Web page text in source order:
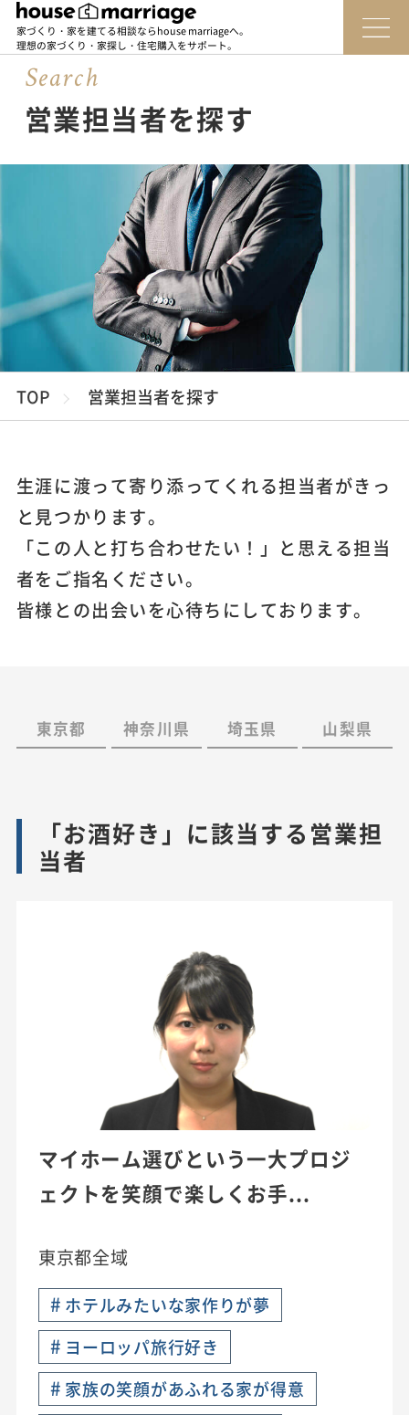
家づくり・家を建てる相談ならhouse marriageへ。
理想の家づくり・家探し・住宅購入をサポート。
Search
営業担当者を探す
TOP 営業担当者を探す
生涯に渡って寄り添ってくれる担当者がきっ
と見つかります。
「この人と打ち合わせたい！」と思える担当
者をご指名ください。
皆様との出会いを心待ちにしております。
東京都 神奈川県 埼玉県 山梨県
「お酒好き」に該当する営業担
当者
マイホーム選びという一大プロジ
ェクトを笑顔で楽しくお手...
東京都全域
# ホテルみたいな家作りが夢
# ヨーロッパ旅行好き
# 家族の笑顔があふれる家が得意